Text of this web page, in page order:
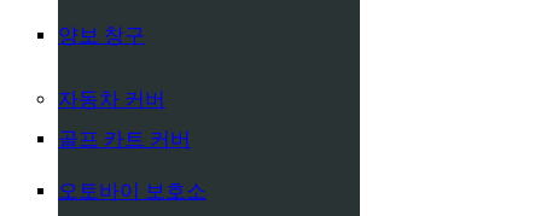
양보 창구
자동차 커버
골프 카트 커버
오토바이 보호소